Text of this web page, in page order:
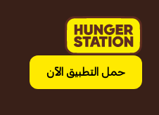
حمل التطبيق الآن